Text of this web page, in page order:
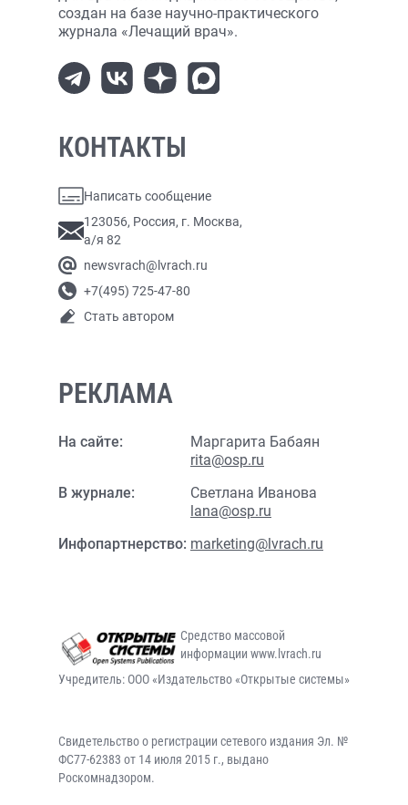
создан на базе научно-практического
журнала «Лечащий врач».
КОНТАКТЫ
Написать сообщение
123056, Россия, г. Москва,
а/я 82
newsvrach@lvrach.ru
+7(495) 725-47-80
Стать автором
РЕКЛАМА
На сайте:
Маргарита Бабаян
rita@osp.ru
В журнале:
Светлана Иванова
lana@osp.ru
Инфопартнерство: marketing@lvrach.ru
Средство массовой
информации www.lvrach.ru
Учредитель: ООО «Издательство «Открытые системы»
Свидетельство о регистрации сетевого издания Эл. №
ФС77-62383 от 14 июля 2015 г., выдано
Роскомнадзором.